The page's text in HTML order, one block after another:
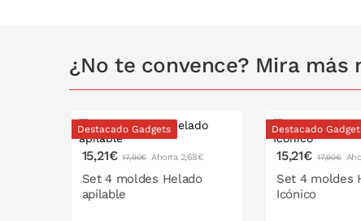
¿No te convence? Mira más
Destacado Gadgets
15,21€ 17,90€ Ahorra 2,68€
Set 4 moldes Helado
apilable
Destacado
15,21€ 17,90€
Set 4 moldes
Icónico